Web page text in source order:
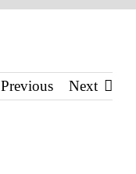
Previous Next